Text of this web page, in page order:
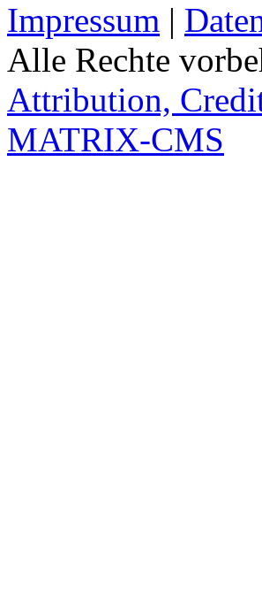
Impressum |
Alle Rechte
Attribution,
MATRIX-CMS